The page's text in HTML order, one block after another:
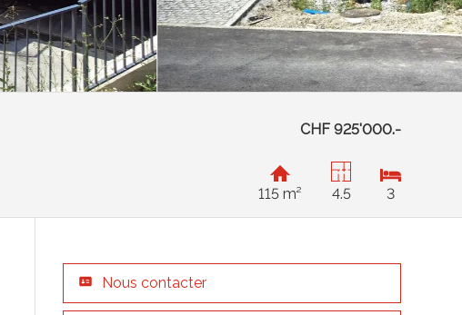
CHF 925'000.-
115 m² 4.5 3
Nous contacter